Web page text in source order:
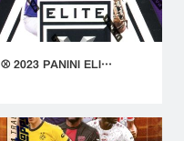
⚾ 2023 PANINI ELI…